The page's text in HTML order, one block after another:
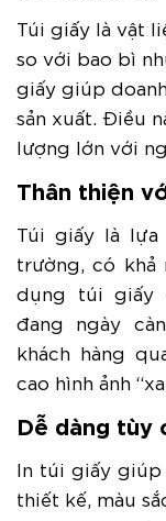
Túi giấy là vật
so với bao bì
giấy giúp
sản xuất. Điều
lượng lớn với
Thân thiện
Túi giấy là
trường, có khả
dụng túi giấy
đang ngày
khách hàng
cao hình ảnh
Dễ dàng tùy
In túi giấy giúp
thiết kế, màu